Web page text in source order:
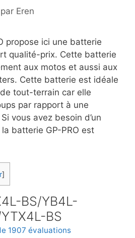
par Eren
propose ici une batterie
qualité-prix. Cette batterie
aux motos et aussi aux
Cette batterie est idéale
tout-terrain car elle
par rapport à une
vous avez besoin d’un
batterie GP-PRO est
]
BS/YB4L-
BS
1907 évaluations